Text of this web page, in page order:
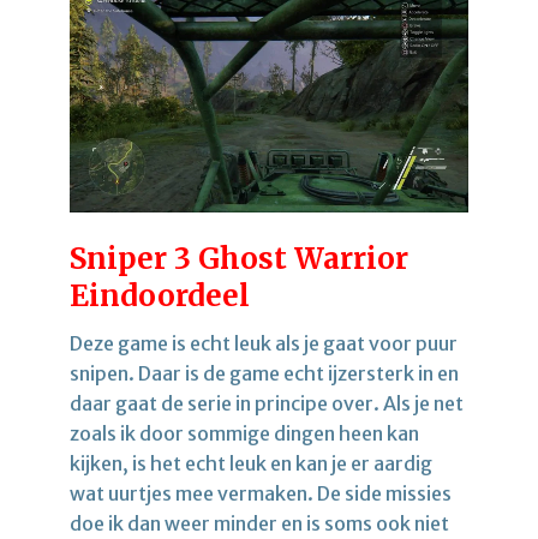
Sniper 3 Ghost Warrior
Eindoordeel
Deze game is echt leuk als je gaat voor puur
snipen. Daar is de game echt ijzersterk in en
daar gaat de serie in principe over. Als je net
zoals ik door sommige dingen heen kan
kijken, is het echt leuk en kan je er aardig
wat uurtjes mee vermaken. De side missies
doe ik dan weer minder en is soms ook niet